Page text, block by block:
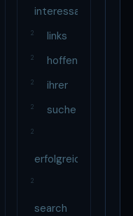
interessante
2 links
2 hoffen
2 ihrer
2 suche
2
erfolgreich
2
search